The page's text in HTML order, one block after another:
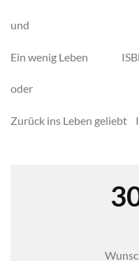
und
Ein wenig Leben
oder
Zurück ins Leben geliebt